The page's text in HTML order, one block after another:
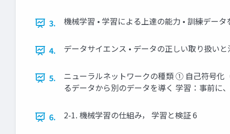
3. 機械学習 • 学習による上達の能力 • 訓練デー
4. データサイエンス • データの正しい取り扱い
5.
ニューラルネットワークの種類 ① 自己符号化
るデータから別のデータを導く 学習：事前に
6. 2-1. 機械学習の仕組み， 学習と検証 6